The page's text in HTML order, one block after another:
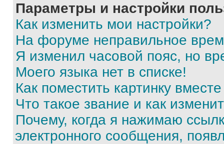
Параметры и настройки
Как изменить мои настройки?
На форуме неправильное
Я изменил часовой пояс, но
Моего языка нет в списке!
Как поместить картинку
Что такое звание и как
Почему, когда я нажимаю
электронного сообщения,